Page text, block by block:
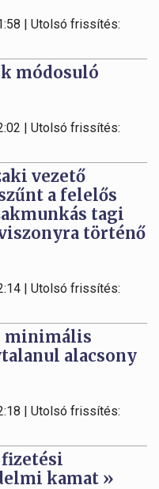
| Utolsó frissítés:
módosuló
| Utolsó frissítés:
vezető
a felelős
tagi
történő
| Utolsó frissítés:
minimális
alacsony
| Utolsó frissítés:
kamat »